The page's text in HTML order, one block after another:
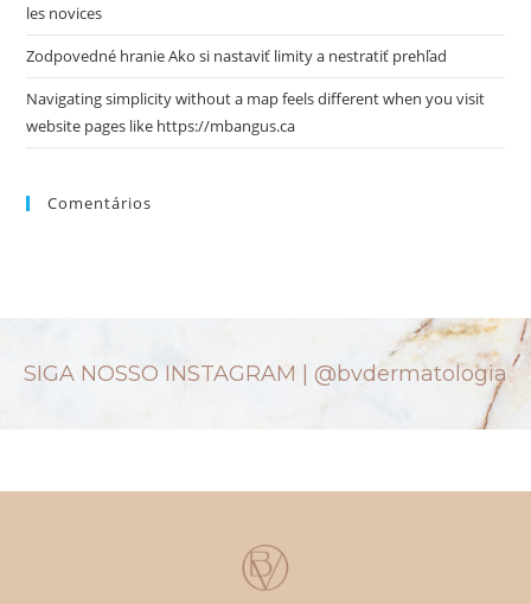
les novices
Zodpovedné hranie Ako si nastaviť limity a nestratiť prehľad
Navigating simplicity without a map feels different when you visit
website pages like https://mbangus.ca
Comentários
SIGA NOSSO INSTAGRAM | @bvdermatologia